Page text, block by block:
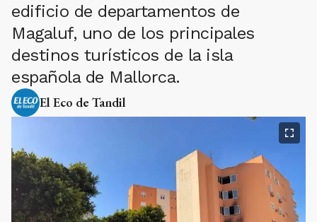
edificio de departamentos de
Magaluf, uno de los principales
destinos turísticos de la isla
española de Mallorca.
El Eco de Tandil